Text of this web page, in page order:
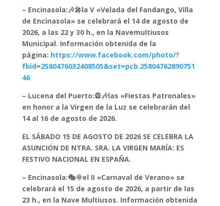
– Encinasola:🎶🎤la V «Velada del Fandango, Villa
de Encinasola» se celebrará el 14 de agosto de
2026, a las 22 y 30 h., en la Navemultiusos
Municipal. Información obtenida de la
página: https://www.facebook.com/photo/?
fbid=2580476032408505&set=pcb.25804762890751
46
– Lucena del Puerto:🎡🎶las «Fiestas Patronales»
en honor a la Virgen de la Luz se celebrarán del
14 al 16 de agosto de 2026.
EL SÁBADO 15 DE AGOSTO DE 2026 SE CELEBRA LA
ASUNCIÓN DE NTRA. SRA. LA VIRGEN MARÍA: ES
FESTIVO NACIONAL EN ESPAÑA.
– Encinasola:🎭🌞el II «Carnaval de Verano» se
celebrará el 15 de agosto de 2026, a partir de las
23 h., en la Nave Multiusos. Información obtenida